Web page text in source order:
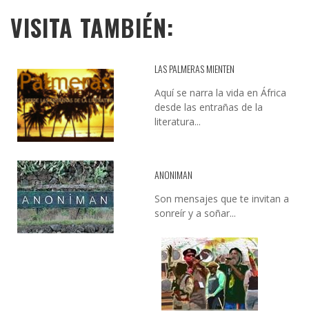
VISITA TAMBIÉN:
LAS PALMERAS MIENTEN
Aquí se narra la vida en África
desde las entrañas de la
literatura...
ANONIMAN
Son mensajes que te invitan a
sonreír y a soñar...